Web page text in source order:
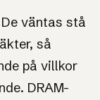
väntas stå
så
på villkor
DRAM-